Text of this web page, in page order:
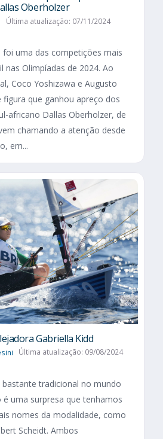
Oberholzer
Última atualização: 07/11/2024
uma das competições mais
nas Olimpíadas de 2024. Ao
Coco Yoshizawa e Augusto
que ganhou apreço dos
africano Dallas Oberholzer, de
chamando a atenção desde
em...
Gabriella Kidd
Última atualização: 09/08/2024
bastante tradicional no mundo
é uma surpresa que tenhamos
nomes da modalidade, como
Scheidt. Ambos